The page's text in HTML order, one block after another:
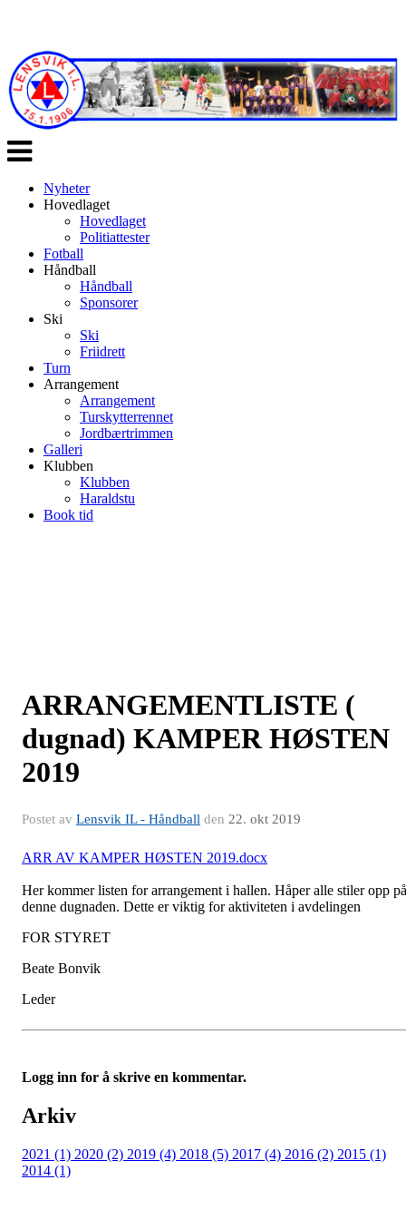
Veksle
navigasjon
Nyheter
Hovedlaget
Hovedlaget
Politiattester
Fotball
Håndball
Håndball
Sponsorer
Ski
Ski
Friidrett
Turn
Arrangement
Arrangement
Turskytterrennet
Jordbærtrimmen
Galleri
Klubben
Klubben
Haraldstu
Book tid
ARRANGEMENTLISTE (
dugnad) KAMPER HØSTEN
2019
Postet av Lensvik IL - Håndball den 22. okt 2019
ARR AV KAMPER HØSTEN 2019.docx
Her kommer listen for arrangement i hallen. Håper alle stiler opp på
denne dugnaden. Dette er viktig for aktiviteten i avdelingen
FOR STYRET
Beate Bonvik
Leder
Logg inn for å skrive en kommentar.
Arkiv
2021 (1) 2020 (2) 2019 (4) 2018 (5) 2017 (4) 2016 (2) 2015 (1)
2014 (1)